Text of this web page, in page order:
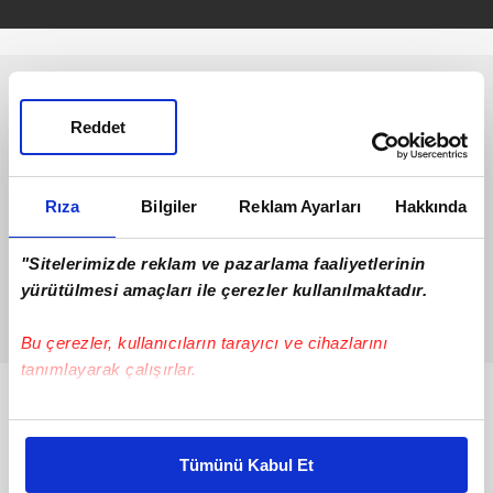
Rıza Bilgiler Reklam Ayarları Hakkında
"Sitelerimizde reklam ve pazarlama faaliyetlerinin
yürütülmesi amaçları ile çerezler kullanılmaktadır.
Bu çerezler, kullanıcıların tarayıcı ve cihazlarını
tanımlayarak çalışırlar.
Bu çerezlere izin vermeniz halinde sizlere özel
daha iyi reklam deneyimi yaşatabiliriz. Bunu yaparken
Tümünü Kabul Et
Reddet